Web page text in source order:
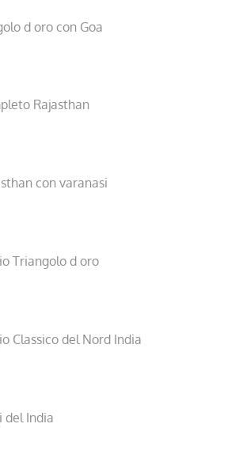
d oro con Goa
Rajasthan
con varanasi
Triangolo d oro
Classico del Nord India
del India